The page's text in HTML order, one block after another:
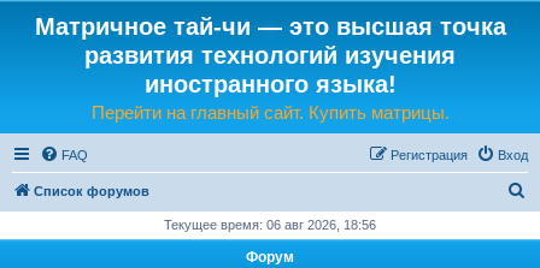
Матричное тай-чи — это высшая точка
развития технологий изучения
иностранного языка!
Перейти на главный сайт. Купить матрицы.
FAQ Вход
Регистрация
Список форумов
Текущее время: 06 авг 2026, 18:56
Форум